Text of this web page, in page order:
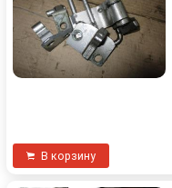
В корзину